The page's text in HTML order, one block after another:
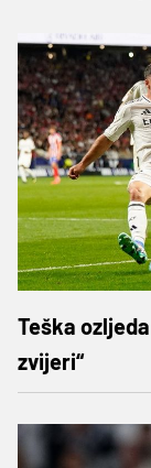
Teška
zvijeri“